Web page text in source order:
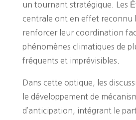
un tournant stratégique. Les
centrale ont en effet reconnu
renforcer leur coordination
phénomènes climatiques de
fréquents et imprévisibles.
Dans cette optique, les
le développement de
d’anticipation, intégrant le